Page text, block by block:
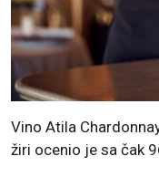
Vino Atila
žiri ocenio je sa čak